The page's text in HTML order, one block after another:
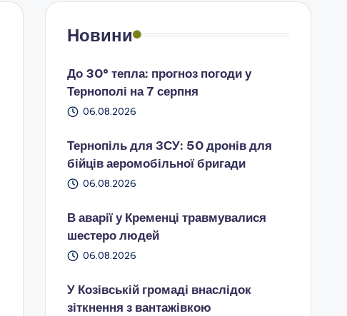
Новини
До 30° тепла: прогноз погоди у
Тернополі на 7 серпня
06.08.2026
Тернопіль для ЗСУ: 50 дронів для
бійців аеромобільної бригади
06.08.2026
В аварії у Кременці травмувалися
шестеро людей
06.08.2026
У Козівській громаді внаслідок
зіткнення з вантажівкою